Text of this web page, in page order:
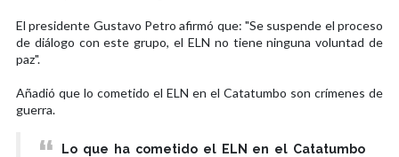
El presidente Gustavo Petro afirmó que: "Se suspende el proceso
de diálogo con este grupo, el ELN no tiene ninguna voluntad de
paz".
Añadió que lo cometido el ELN en el Catatumbo son crímenes de
guerra.
Lo que ha cometido el ELN en el Catatumbo